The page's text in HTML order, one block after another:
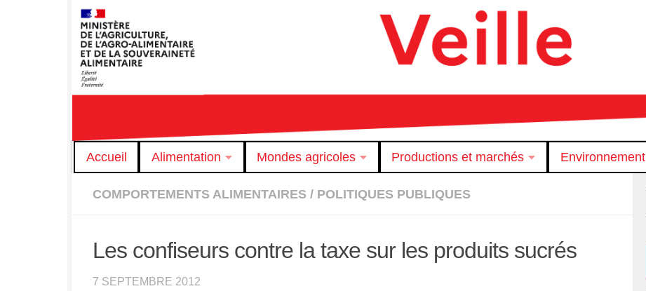
Skip to content
Accueil Alimentation Mondes agricoles Productions et marchés Environnement
COMPORTEMENTS ALIMENTAIRES / POLITIQUES PUBLIQUES
Les confiseurs contre la taxe sur les produits sucrés
7 SEPTEMBRE 2012